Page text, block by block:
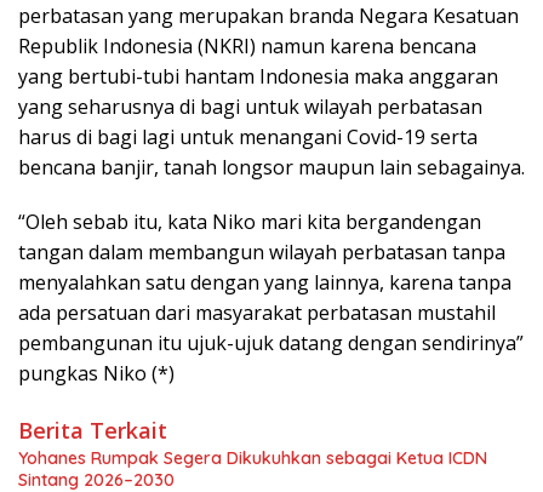
perbatasan yang merupakan branda Negara Kesatuan
Republik Indonesia (NKRI) namun karena bencana
yang bertubi-tubi hantam Indonesia maka anggaran
yang seharusnya di bagi untuk wilayah perbatasan
harus di bagi lagi untuk menangani Covid-19 serta
bencana banjir, tanah longsor maupun lain sebagainya.
“Oleh sebab itu, kata Niko mari kita bergandengan
tangan dalam membangun wilayah perbatasan tanpa
menyalahkan satu dengan yang lainnya, karena tanpa
ada persatuan dari masyarakat perbatasan mustahil
pembangunan itu ujuk-ujuk datang dengan sendirinya”
pungkas Niko (*)
Berita Terkait
Yohanes Rumpak Segera Dikukuhkan sebagai Ketua ICDN
Sintang 2026–2030